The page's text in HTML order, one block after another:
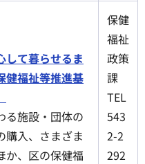
して暮らせるま
健福祉等推進基
る施設・団体の
購入、さまざま
か、区の保健福
保健
福祉
政策
課
TEL
543
2-2
292